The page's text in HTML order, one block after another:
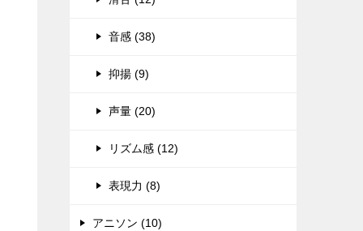
音感 (38)
抑揚 (9)
声量 (20)
リズム感 (12)
表現力 (8)
アニソン (10)